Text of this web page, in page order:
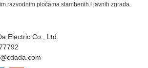
razvodnim pločama stambenih i javnih zgrada.
Electric Co., Ltd.